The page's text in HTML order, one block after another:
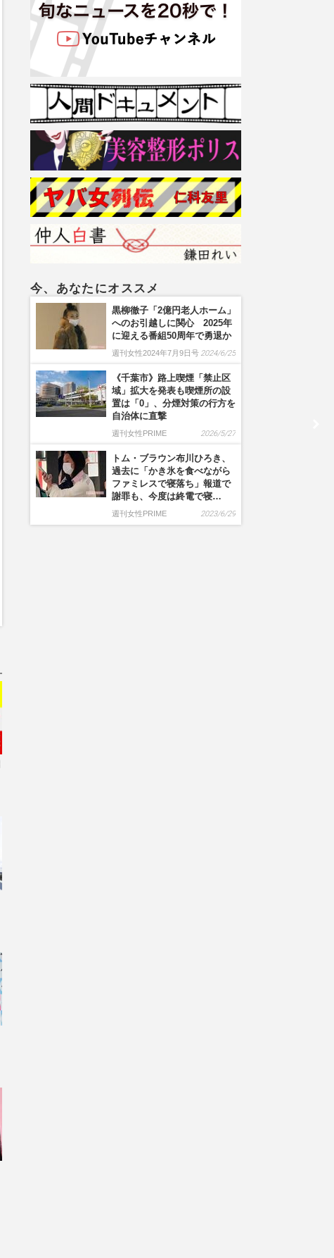
今、あなたにオススメ
黒柳徹子「2億円老人ホーム」
へのお引越しに関心 2025年
に迎える番組50周年で勇退か
週刊女性2024年7月9日号 2024/6/25
《千葉市》路上喫煙「禁止区
域」拡大を発表も喫煙所の設
置は「0」、分煙対策の行方を
自治体に直撃
週刊女性PRIME 2026/5/27
トム・ブラウン布川ひろき、
過去に「かき氷を食べながら
ファミレスで寝落ち」報道で
謝罪も、今度は終電で寝…
週刊女性PRIME 2023/6/29